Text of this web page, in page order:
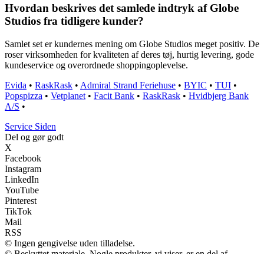
Hvordan beskrives det samlede indtryk af Globe
Studios fra tidligere kunder?
Samlet set er kundernes mening om Globe Studios meget positiv. De
roser virksomheden for kvaliteten af deres tøj, hurtig levering, gode
kundeservice og overordnede shoppingoplevelse.
Evida • RaskRask • Admiral Strand Feriehuse • BYIC • TUI •
Popspizza • Vetplanet • Facit Bank • RaskRask • Hvidbjerg Bank
A/S •
Service Siden
Del og gør godt
X
Facebook
Instagram
LinkedIn
YouTube
Pinterest
TikTok
Mail
RSS
© Ingen gengivelse uden tilladelse.